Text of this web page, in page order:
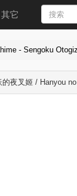
其它
- Sengoku
的夜叉姬 / Hanyou